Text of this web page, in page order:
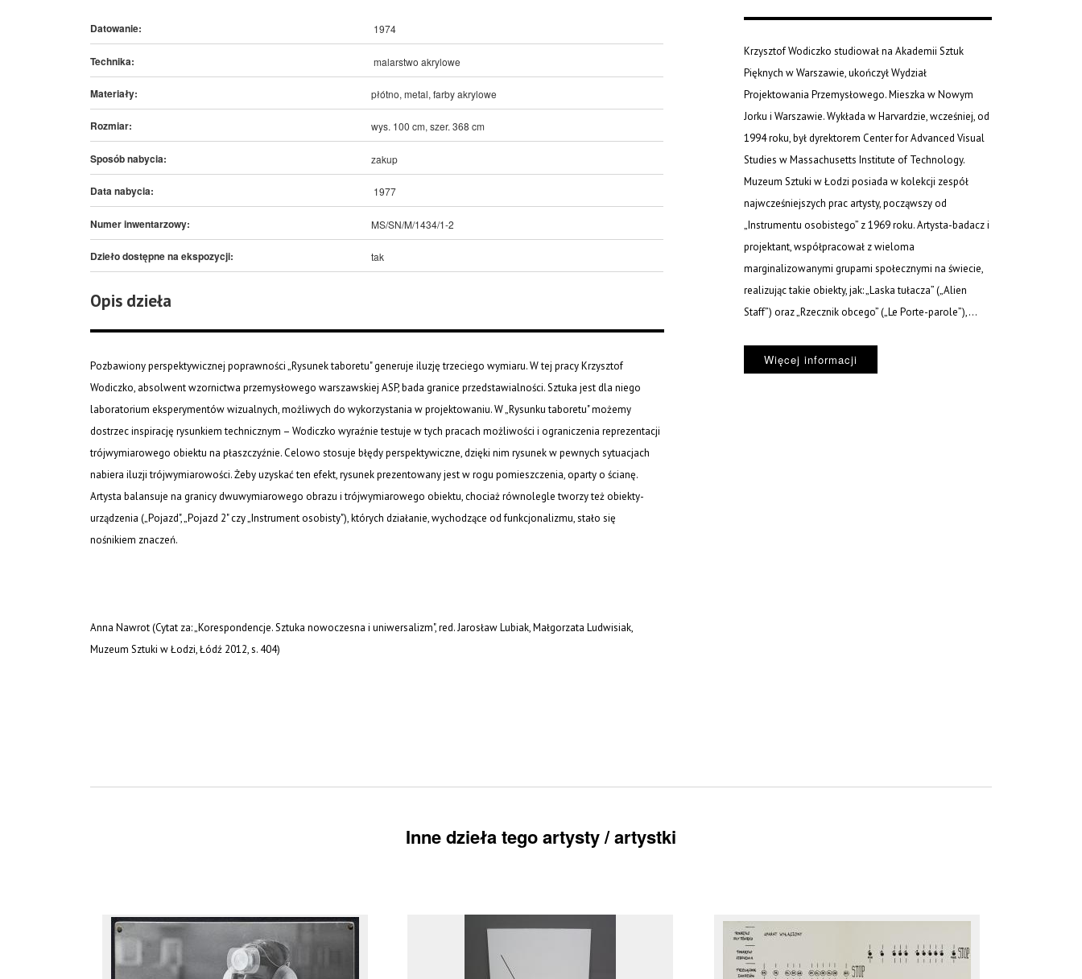
Datowanie: 1974
Technika: malarstwo akrylowe
Materiały: płótno, metal, farby akrylowe
Rozmiar: wys. 100 cm, szer. 368 cm
Sposób nabycia: zakup
Data nabycia: 1977
Numer inwentarzowy: MS/SN/M/1434/1-2
Dzieło dostępne na ekspozycji: tak
Opis dzieła
Pozbawiony perspektywicznej poprawności „Rysunek taboretu" generuje iluzję trzeciego wymiaru. W tej pracy Krzysztof
Wodiczko, absolwent wzornictwa przemysłowego warszawskiej ASP, bada granice przedstawialności. Sztuka jest dla niego
laboratorium eksperymentów wizualnych, możliwych do wykorzystania w projektowaniu. W „Rysunku taboretu" możemy
dostrzec inspirację rysunkiem technicznym – Wodiczko wyraźnie testuje w tych pracach możliwości i ograniczenia reprezentacji
trójwymiarowego obiektu na płaszczyźnie. Celowo stosuje błędy perspektywiczne, dzięki nim rysunek w pewnych sytuacjach
nabiera iluzji trójwymiarowości. Żeby uzyskać ten efekt, rysunek prezentowany jest w rogu pomieszczenia, oparty o ścianę.
Artysta balansuje na granicy dwuwymiarowego obrazu i trójwymiarowego obiektu, chociaż równolegle tworzy też obiekty-
urządzenia („Pojazd", „Pojazd 2" czy „Instrument osobisty"), których działanie, wychodzące od funkcjonalizmu, stało się
nośnikiem znaczeń.
Anna Nawrot (Cytat za: „Korespondencje. Sztuka nowoczesna i uniwersalizm", red. Jarosław Lubiak, Małgorzata Ludwisiak,
Muzeum Sztuki w Łodzi, Łódź 2012, s. 404)
Krzysztof Wodiczko studiował na Akademii Sztuk
Pięknych w Warszawie, ukończył Wydział
Projektowania Przemysłowego. Mieszka w Nowym
Jorku i Warszawie. Wykłada w Harvardzie, wcześniej, od
1994 roku, był dyrektorem Center for Advanced Visual
Studies w Massachusetts Institute of Technology.
Muzeum Sztuki w Łodzi posiada w kolekcji zespół
najwcześniejszych prac artysty, począwszy od
„Instrumentu osobistego” z 1969 roku. Artysta-badacz i
projektant, współpracował z wieloma
marginalizowanymi grupami społecznymi na świecie,
realizując takie obiekty, jak: „Laska tułacza” („Alien
Staff”) oraz „Rzecznik obcego” („Le Porte-parole”),...
Więcej informacji
Inne dzieła tego artysty / artystki